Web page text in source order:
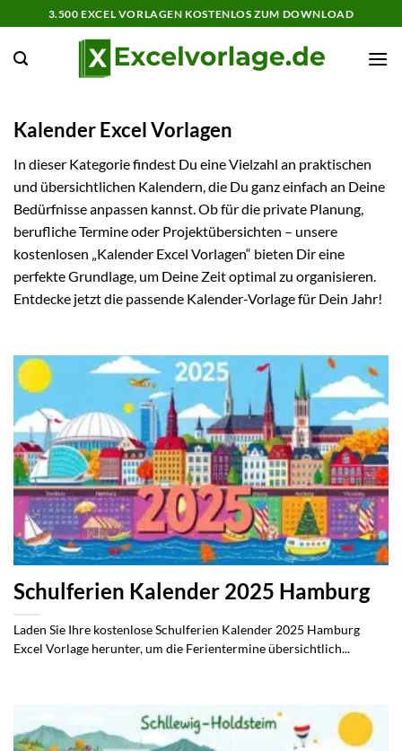
Inhalt
springen
3.500 EXCEL VORLAGEN KOSTENLOS ZUM DOWNLOAD
Kalender Excel Vorlagen
In dieser Kategorie findest Du eine Vielzahl an praktischen
und übersichtlichen Kalendern, die Du ganz einfach an Deine
Bedürfnisse anpassen kannst. Ob für die private Planung,
berufliche Termine oder Projektübersichten – unsere
kostenlosen „Kalender Excel Vorlagen“ bieten Dir eine
perfekte Grundlage, um Deine Zeit optimal zu organisieren.
Entdecke jetzt die passende Kalender-Vorlage für Dein Jahr!
Schulferien Kalender 2025 Hamburg
Laden Sie Ihre kostenlose Schulferien Kalender 2025 Hamburg
Excel Vorlage herunter, um die Ferientermine übersichtlich...